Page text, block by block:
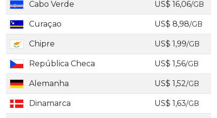
Cabo Verde US$ 16,06/GB
Curaçao US$ 8,98/GB
Chipre US$ 1,99/GB
República Checa US$ 1,56/GB
Alemanha US$ 1,52/GB
Dinamarca US$ 1,63/GB